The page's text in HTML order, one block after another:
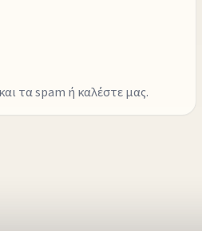
τα spam ή καλέστε μας.